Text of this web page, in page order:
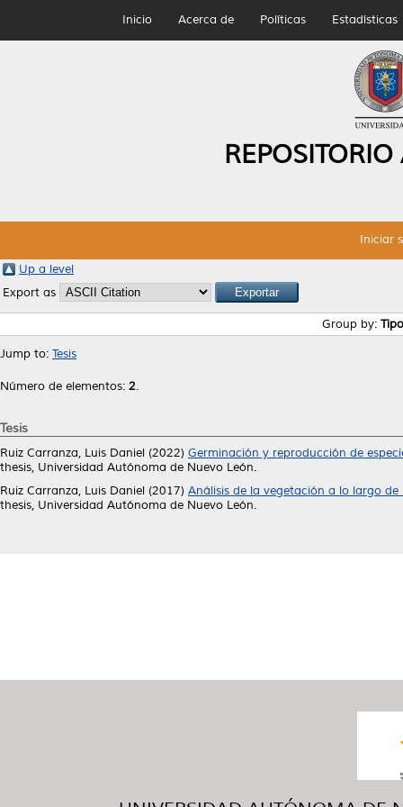
Inicio Acerca de Políticas Estadísticas
Iniciar
Up a level
Export as
Group by:
Jump to: Tesis
Número de elementos: 2.
Tesis
Ruiz Carranza, Luis Daniel (2022) Germinación y reproducción de
thesis, Universidad Autónoma de Nuevo León.
Ruiz Carranza, Luis Daniel (2017) Análisis de la vegetación a lo largo
thesis, Universidad Autónoma de Nuevo León.